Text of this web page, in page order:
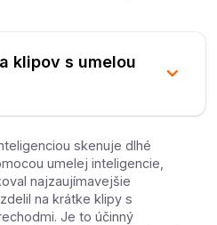
klipov s umelou
skenuje dlhé
umelej inteligencie,
najzaujímavejšie
na krátke klipy s
Je to účinný